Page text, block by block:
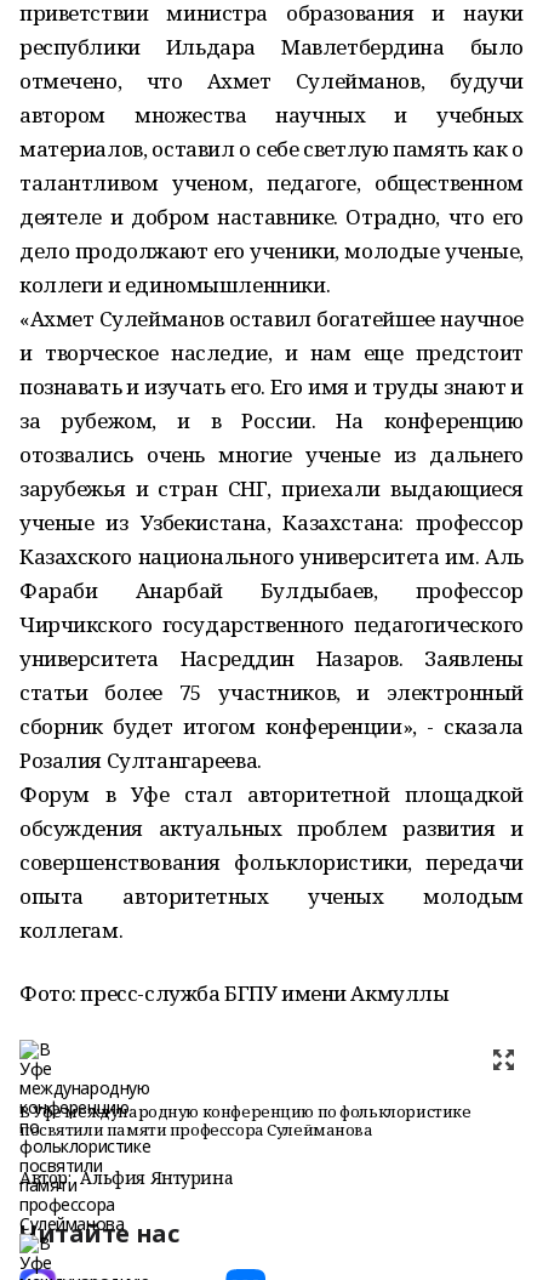
приветствии министра образования и науки
республики Ильдара Мавлетбердина было
отмечено, что Ахмет Сулейманов, будучи
автором множества научных и учебных
материалов, оставил о себе светлую память как о
талантливом ученом, педагоге, общественном
деятеле и добром наставнике. Отрадно, что его
дело продолжают его ученики, молодые ученые,
коллеги и единомышленники.
«Ахмет Сулейманов оставил богатейшее научное
и творческое наследие, и нам еще предстоит
познавать и изучать его. Его имя и труды знают и
за рубежом, и в России. На конференцию
отозвались очень многие ученые из дальнего
зарубежья и стран СНГ, приехали выдающиеся
ученые из Узбекистана, Казахстана: профессор
Казахского национального университета им. Аль
Фараби Анарбай Булдыбаев, профессор
Чирчикского государственного педагогического
университета Насреддин Назаров. Заявлены
статьи более 75 участников, и электронный
сборник будет итогом конференции», - сказала
Розалия Султангареева.
Форум в Уфе стал авторитетной площадкой
обсуждения актуальных проблем развития и
совершенствования фольклористики, передачи
опыта авторитетных ученых молодым
коллегам.
Фото: пресс-служба БГПУ имени Акмуллы
В Уфе международную конференцию по фольклористике
посвятили памяти профессора Сулейманова
Автор: Альфия Янтурина
Читайте нас